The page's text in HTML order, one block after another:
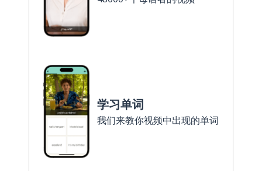
学习单词
我们来教你视频中出现的单词